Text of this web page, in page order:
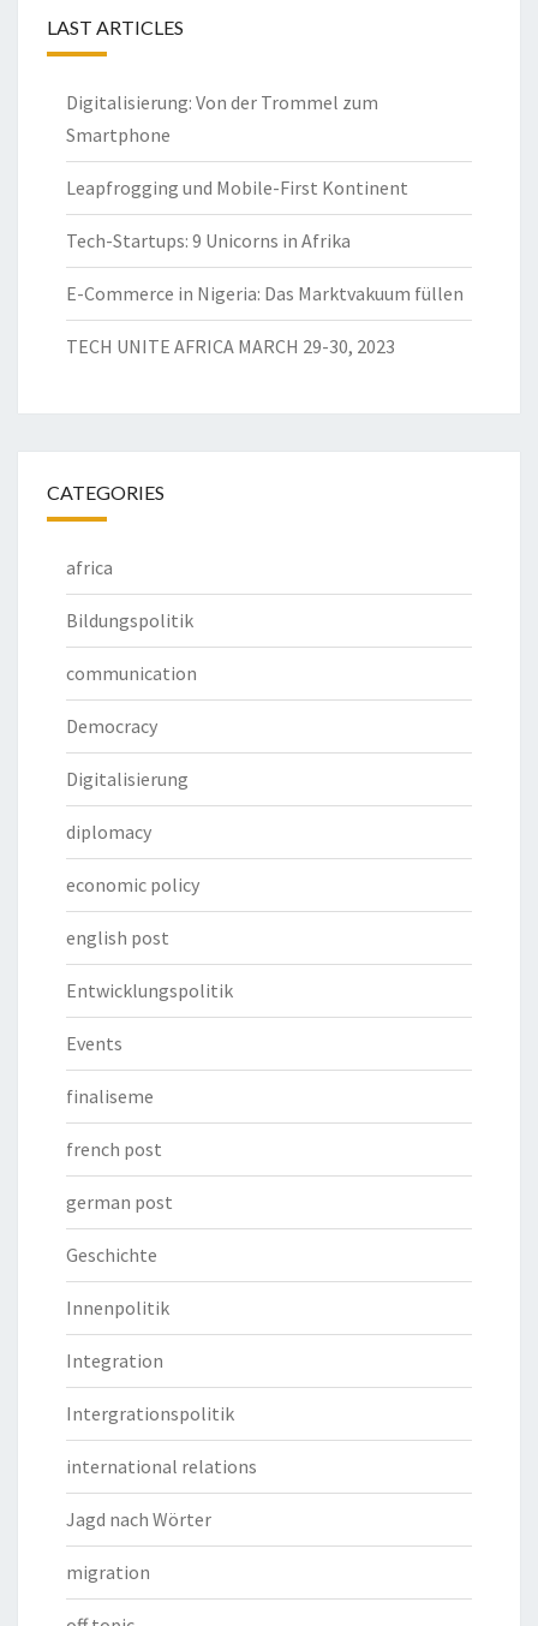
LAST ARTICLES
Digitalisierung: Von der Trommel zum
Smartphone
Leapfrogging und Mobile-First Kontinent
Tech-Startups: 9 Unicorns in Afrika
E-Commerce in Nigeria: Das Marktvakuum füllen
TECH UNITE AFRICA MARCH 29-30, 2023
CATEGORIES
africa
Bildungspolitik
communication
Democracy
Digitalisierung
diplomacy
economic policy
english post
Entwicklungspolitik
Events
finaliseme
french post
german post
Geschichte
Innenpolitik
Integration
Intergrationspolitik
international relations
Jagd nach Wörter
migration